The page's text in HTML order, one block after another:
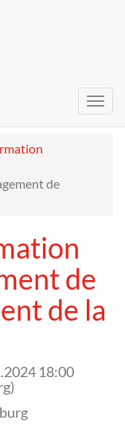
de
de
de la
18:00
)